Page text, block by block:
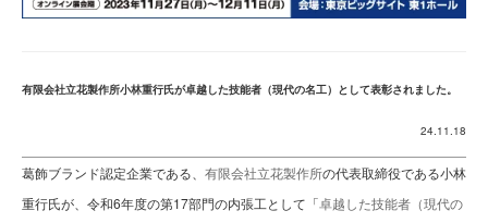
有限会社立花製作所小林重行氏が卓越した技能者（現代の名工）として表彰されました。
24.11.18
葛飾ブランド認定企業である、 有限会社立花製作所の代表取締役である小林
重行氏が、令和6年度の第17部門の内張工として「卓越した技能者（現代の